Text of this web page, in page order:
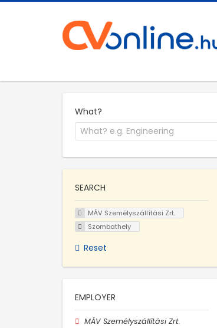
What?
SEARCH
MÁV Személyszállítási Zrt.
Szombathely
Reset
EMPLOYER
MÁV Személyszállítási Zrt.